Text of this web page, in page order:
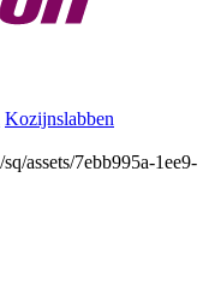
Kozijnslabben